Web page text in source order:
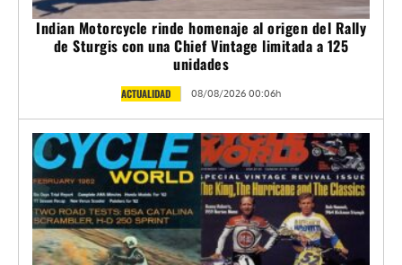
Indian Motorcycle rinde homenaje al origen del Rally
de Sturgis con una Chief Vintage limitada a 125
unidades
ACTUALIDAD 08/08/2026 00:06h